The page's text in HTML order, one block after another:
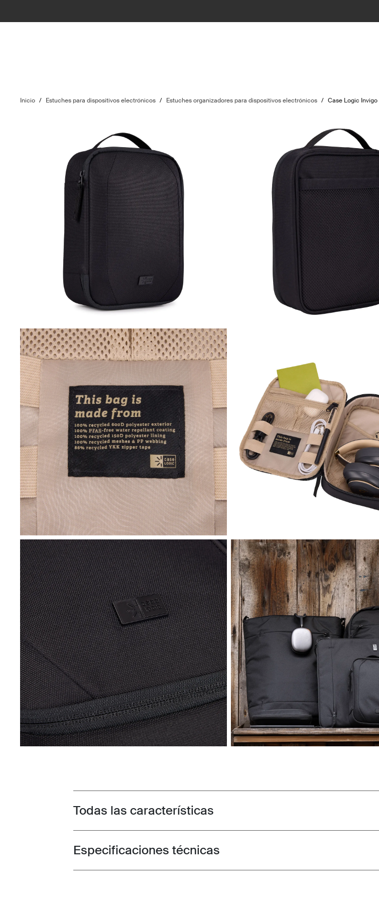
Inicio / Estuches para dispositivos electrónicos / Estuches organizadores para dispositivos electrónicos / Case Logic Invigo
Toggle features
Todas las características
Toggle techspec
Especificaciones técnicas